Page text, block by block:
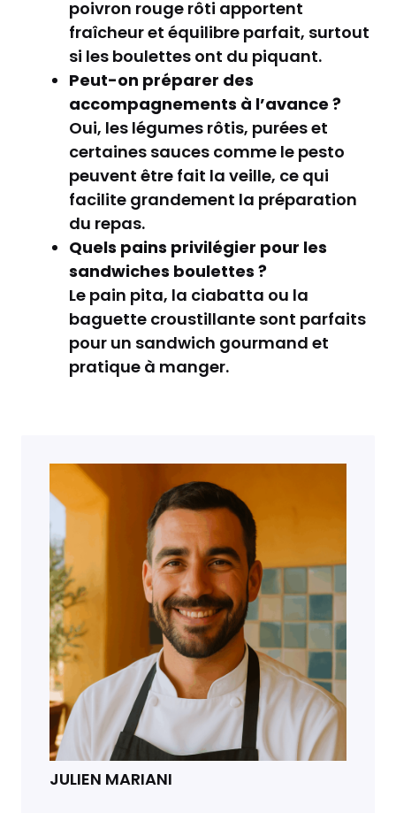
poivron rouge rôti apportent
fraîcheur et équilibre parfait, surtout
si les boulettes ont du piquant.
Peut-on préparer des
accompagnements à l’avance ?
Oui, les légumes rôtis, purées et
certaines sauces comme le pesto
peuvent être fait la veille, ce qui
facilite grandement la préparation
du repas.
Quels pains privilégier pour les
sandwiches boulettes ?
Le pain pita, la ciabatta ou la
baguette croustillante sont parfaits
pour un sandwich gourmand et
pratique à manger.
JULIEN MARIANI